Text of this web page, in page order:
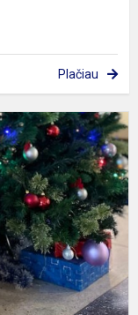
Plačiau